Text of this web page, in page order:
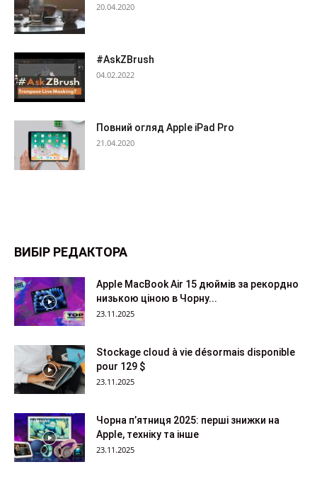
20.04.2020
#AskZBrush
04.02.2022
Повний огляд Apple iPad Pro
21.04.2020
ВИБІР РЕДАКТОРА
Apple MacBook Air 15 дюймів за рекордно
низькою ціною в Чорну...
23.11.2025
Stockage cloud à vie désormais disponible
pour 129 $
23.11.2025
Чорна п’ятниця 2025: перші знижки на
Apple, техніку та інше
23.11.2025